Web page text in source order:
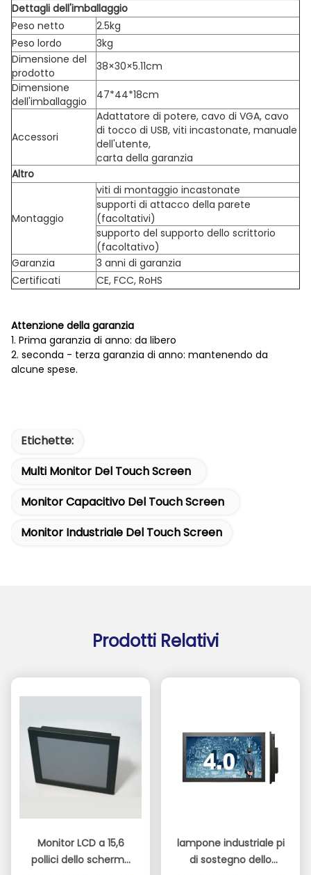
Dettagli dell'imballaggio
Peso netto
2.5kg
Peso lordo
3kg
Dimensione del
prodotto
38×30×5.11cm
Dimensione
dell'imballaggio
47*44*18cm
Accessori
Adattatore di potere, cavo di VGA, cavo
di tocco di USB, viti incastonate, manuale
dell'utente,
carta della garanzia
Altro
Montaggio
viti di montaggio incastonate
supporti di attacco della parete
(facoltativi)
supporto del supporto dello scrittorio
(facoltativo)
Garanzia
3 anni di garanzia
Certificati
CE, FCC, RoHS
Attenzione della garanzia
1. Prima garanzia di anno: da libero
2. seconda - terza garanzia di anno: mantenendo da
alcune spese.
Etichette:
Multi Monitor Del Touch Screen
Monitor Capacitivo Del Touch Screen
Monitor Industriale Del Touch Screen
Prodotti Relativi
Monitor LCD a 15,6
pollici dello schermo
lampone industriale pi
di sostegno dello